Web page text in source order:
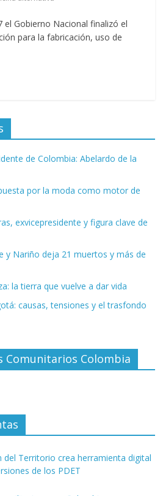
el Gobierno Nacional finalizó el
para la fabricación, uso de
de Colombia: Abelardo de la
por la moda como motor de
exvicepresidente y figura clave de
y Nariño deja 21 muertos y más de
la tierra que vuelve a dar vida
causas, tensiones y el trasfondo
Comunitarios Colombia
del Territorio crea herramienta digital
de los PDET